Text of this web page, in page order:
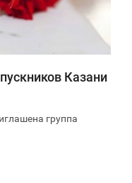
Казани
группа